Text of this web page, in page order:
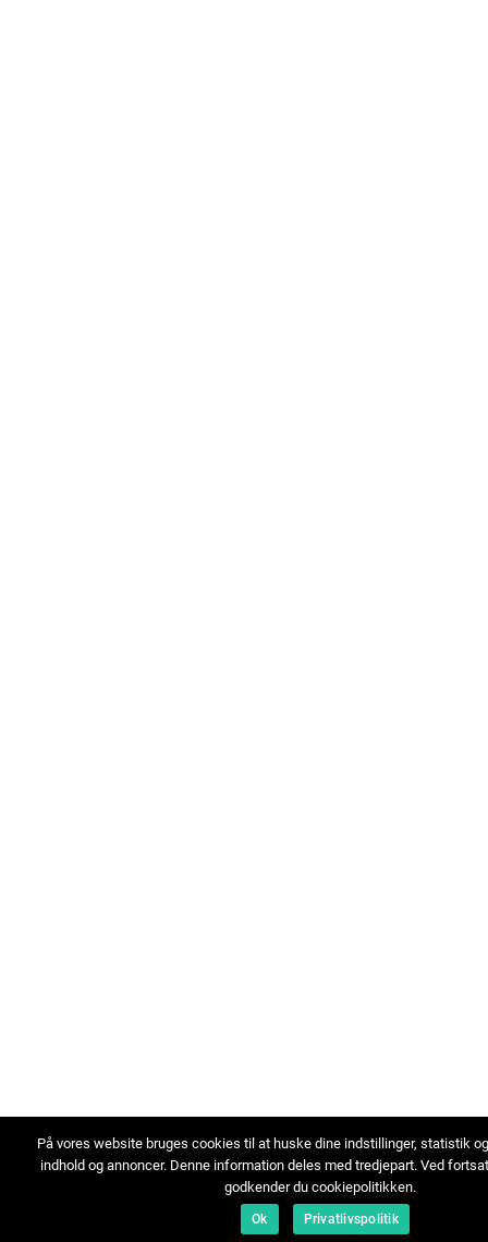
På vores website bruges cookies til at huske dine indstillinger, statistik
indhold og annoncer. Denne information deles med tredjepart. Ved
godkender du cookiepolitikken.
Ok Privatlivspolitik